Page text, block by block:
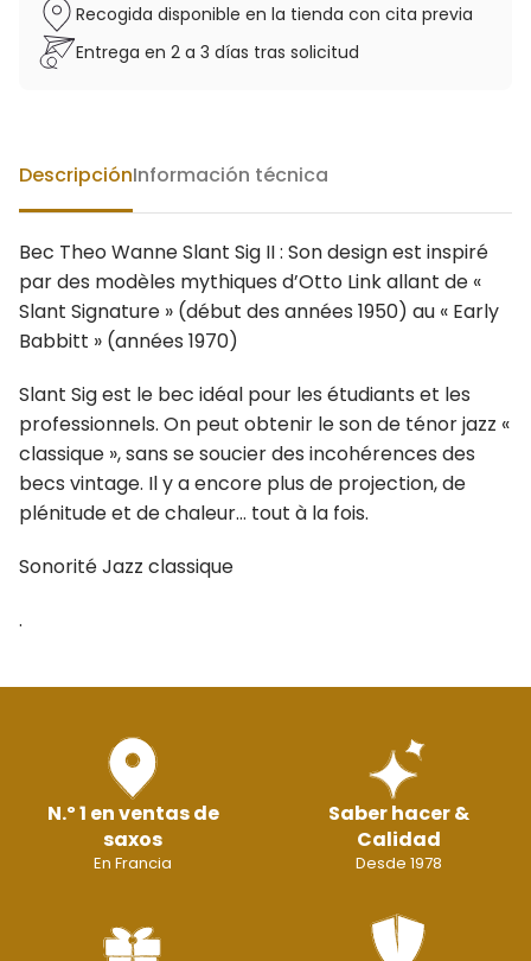
Recogida disponible en la tienda con cita previa
Entrega en 2 a 3 días tras solicitud
DescripciónInformación técnica
Bec Theo Wanne Slant Sig II : Son design est inspiré
par des modèles mythiques d’Otto Link allant de «
Slant Signature » (début des années 1950) au « Early
Babbitt » (années 1970)
Slant Sig est le bec idéal pour les étudiants et les
professionnels. On peut obtenir le son de ténor jazz «
classique », sans se soucier des incohérences des
becs vintage. Il y a encore plus de projection, de
plénitude et de chaleur… tout à la fois.
Sonorité Jazz classique
.
N.º 1 en ventas de
saxos
En Francia
Saber hacer &
Calidad
Desde 1978